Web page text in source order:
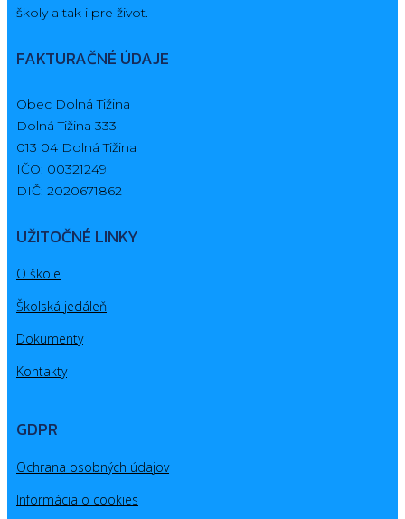
školy a tak i pre život.
FAKTURAČNÉ ÚDAJE
Obec Dolná Tižina
Dolná Tižina 333
013 04 Dolná Tižina
IČO: 00321249
DIČ: 2020671862
UŽITOČNÉ LINKY
O škole
Školská jedáleň
Dokumenty
Kontakty
GDPR
Ochrana osobných údajov
Informácia o cookies